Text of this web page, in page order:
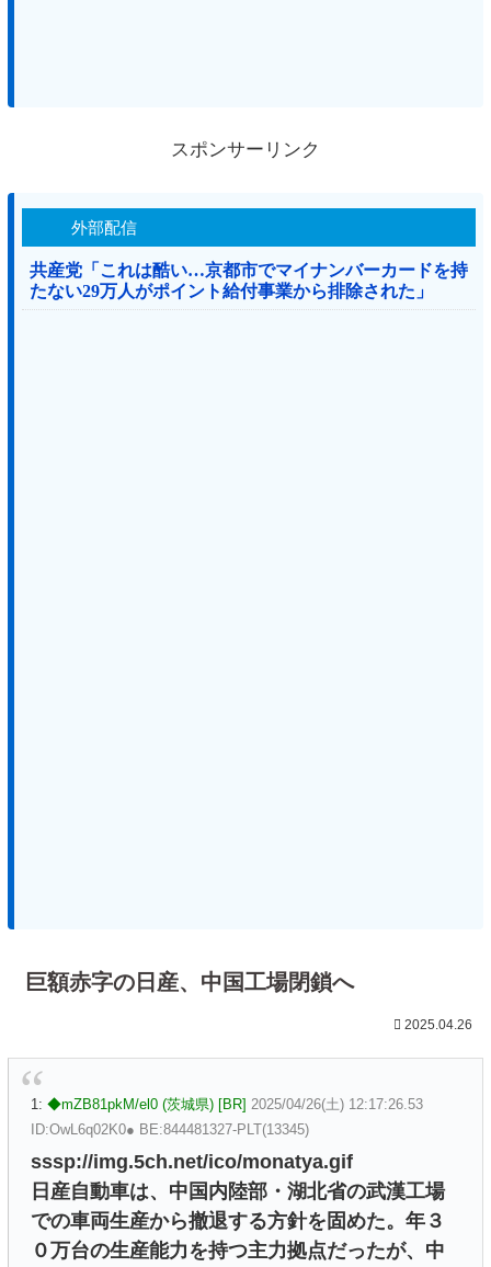
スポンサーリンク
外部配信
共産党「これは酷い…京都市でマイナンバーカードを持
たない29万人がポイント給付事業から排除された」
巨額赤字の日産、中国工場閉鎖へ
2025.04.26
1: ◆mZB81pkM/el0 (茨城県) [BR] 2025/04/26(土) 12:17:26.53
ID:OwL6q02K0● BE:844481327-PLT(13345)
sssp://img.5ch.net/ico/monatya.gif
日産自動車は、中国内陸部・湖北省の武漢工場
での車両生産から撤退する方針を固めた。年３
０万台の生産能力を持つ主力拠点だったが、中